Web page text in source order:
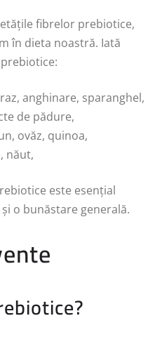
fibrelor prebiotice,
în dieta noastră. Iată
anghinare, sparanghel,
de pădure,
ovăz, quinoa,
năut,
este esențial
o bunăstare generală.